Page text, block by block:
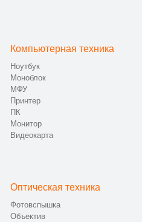
Компьютерная техника
Ноутбук
Моноблок
МФУ
Принтер
ПК
Монитор
Видеокарта
Оптическая техника
Фотовспышка
Объектив